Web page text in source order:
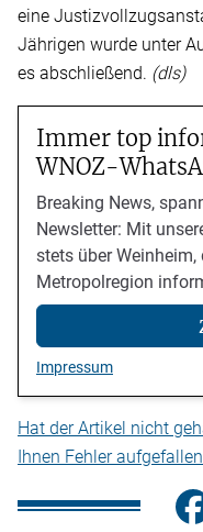
eine
Jährigen wurde unter
es abschließend. (dls)
Immer top
WNOZ-
Breaking News,
Newsletter: Mit
stets über
Metropolregion
Impressum
Hat der Artikel nicht
Ihnen Fehler